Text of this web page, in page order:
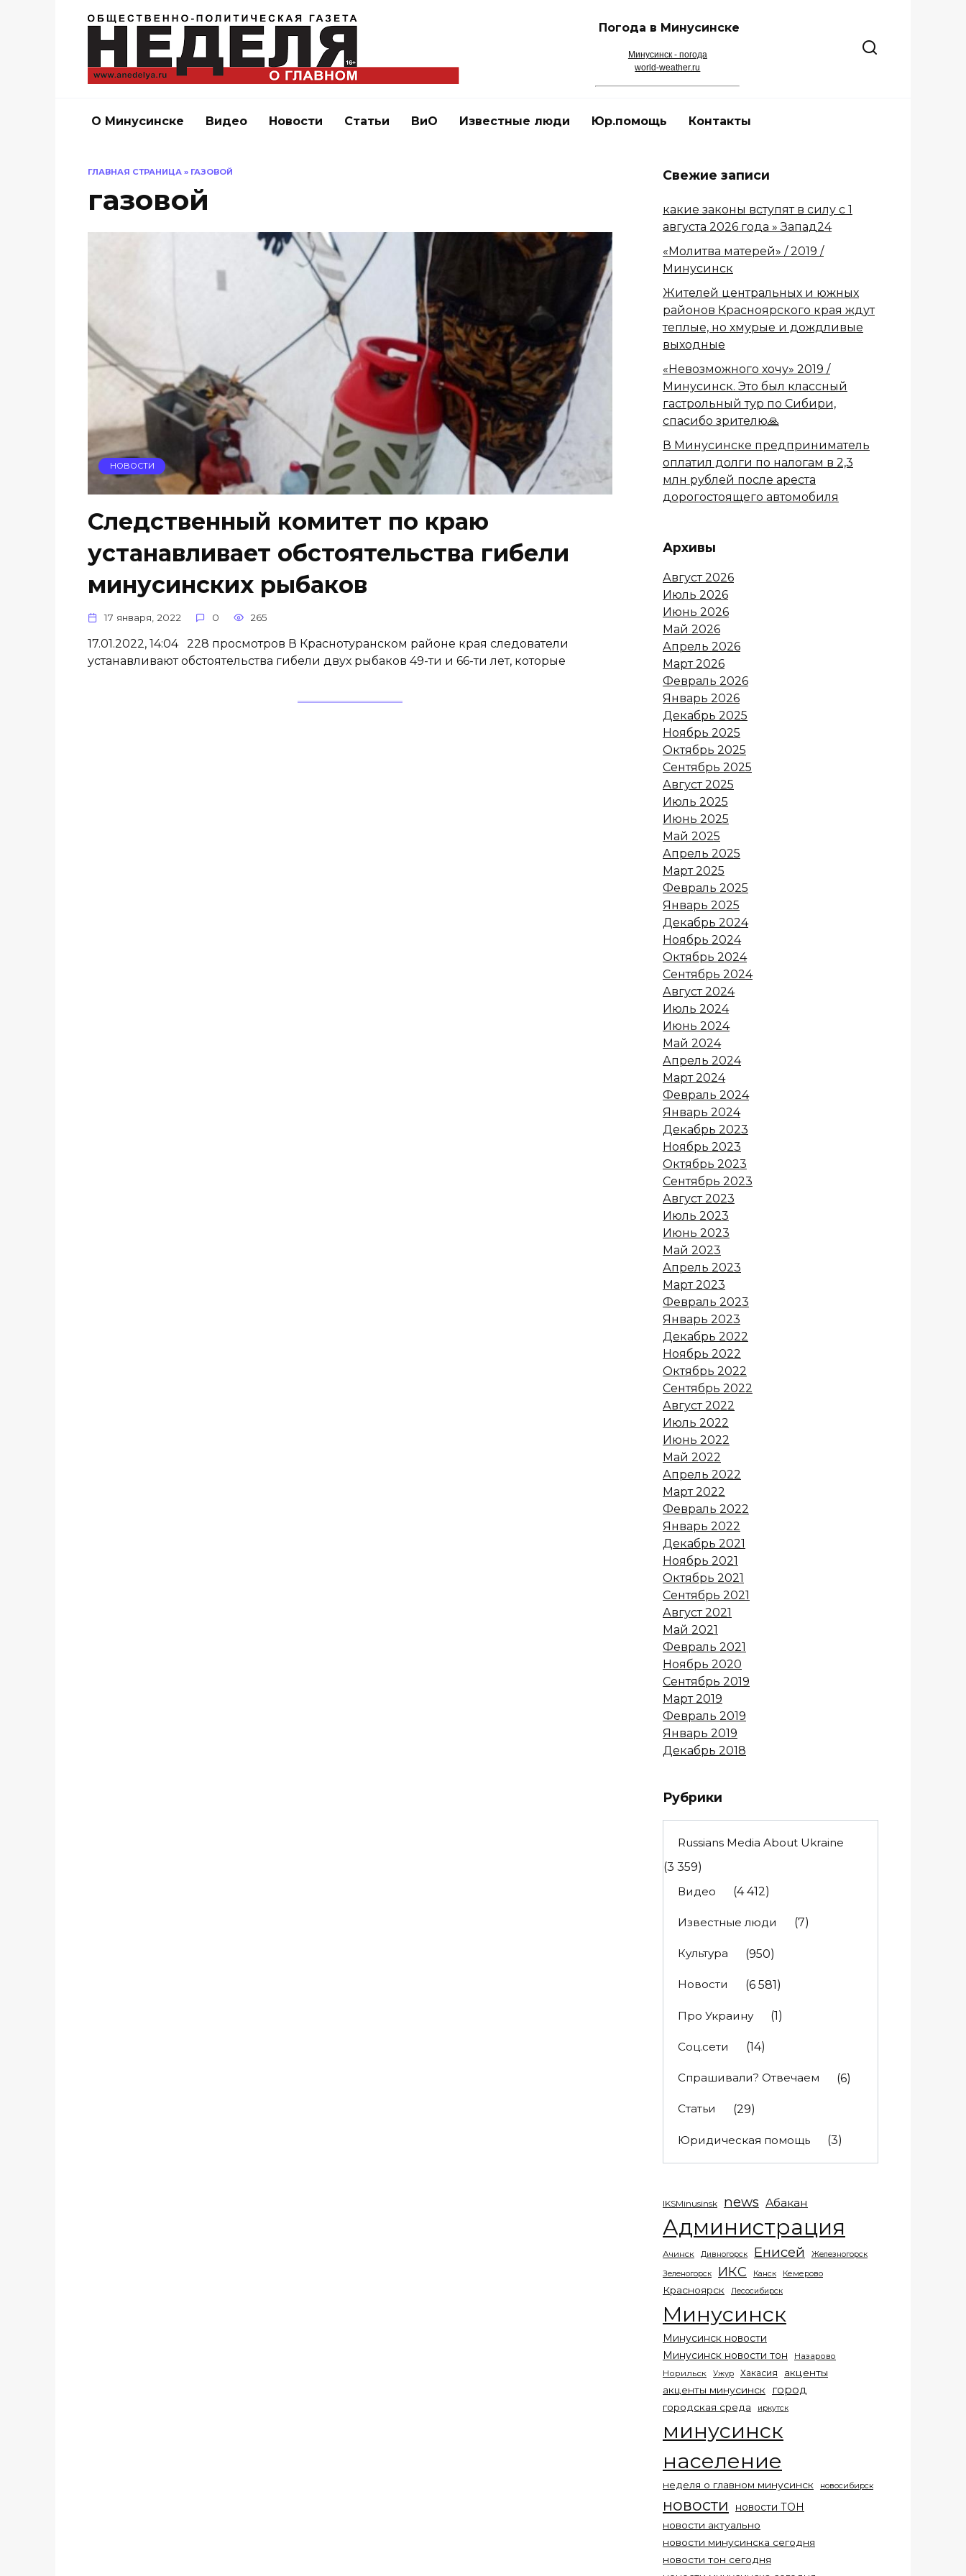
Погода в Минусинске
Минусинск - погода
world-weather.ru
О Минусинске Видео Новости Статьи ВиО Известные люди Юр.помощь Контакты
ГЛАВНАЯ СТРАНИЦА » ГАЗОВОЙ
газовой
НОВОСТИ
Следственный комитет по краю
устанавливает обстоятельства гибели
минусинских рыбаков
17 января, 2022 0 265
17.01.2022, 14:04 228 просмотров В Краснотуранском районе края следователи
устанавливают обстоятельства гибели двух рыбаков 49-ти и 66-ти лет, которые
Свежие записи
какие законы вступят в силу с 1
августа 2026 года » Запад24
«Молитва матерей» / 2019 /
Минусинск
Жителей центральных и южных
районов Красноярского края ждут
теплые, но хмурые и дождливые
выходные
«Невозможного хочу» 2019 /
Минусинск. Это был классный
гастрольный тур по Сибири,
спасибо зрителю🙏
В Минусинске предприниматель
оплатил долги по налогам в 2,3
млн рублей после ареста
дорогостоящего автомобиля
Архивы
Август 2026
Июль 2026
Июнь 2026
Май 2026
Апрель 2026
Март 2026
Февраль 2026
Январь 2026
Декабрь 2025
Ноябрь 2025
Октябрь 2025
Сентябрь 2025
Август 2025
Июль 2025
Июнь 2025
Май 2025
Апрель 2025
Март 2025
Февраль 2025
Январь 2025
Декабрь 2024
Ноябрь 2024
Октябрь 2024
Сентябрь 2024
Август 2024
Июль 2024
Июнь 2024
Май 2024
Апрель 2024
Март 2024
Февраль 2024
Январь 2024
Декабрь 2023
Ноябрь 2023
Октябрь 2023
Сентябрь 2023
Август 2023
Июль 2023
Июнь 2023
Май 2023
Апрель 2023
Март 2023
Февраль 2023
Январь 2023
Декабрь 2022
Ноябрь 2022
Октябрь 2022
Сентябрь 2022
Август 2022
Июль 2022
Июнь 2022
Май 2022
Апрель 2022
Март 2022
Февраль 2022
Январь 2022
Декабрь 2021
Ноябрь 2021
Октябрь 2021
Сентябрь 2021
Август 2021
Май 2021
Февраль 2021
Ноябрь 2020
Сентябрь 2019
Март 2019
Февраль 2019
Январь 2019
Декабрь 2018
Рубрики
Russians Media About Ukraine
(3 359)
Видео
(4 412)
Известные люди (7)
Культура (950)
Новости (6 581)
Про Украину (1)
Соц.сети (14)
Спрашивали? Отвечаем (6)
Статьи (29)
Юридическая помощь (3)
IKSMinusinsk news Абакан
Администрация
Ачинск Дивногорск Енисей Железногорск
Зеленогорск ИКС Канск Кемерово
Красноярск Лесосибирск
Минусинск
Минусинск новости
Минусинск новости тон
Назарово
Норильск
Ужур Хакасия
акценты
акценты минусинск
город
городская среда иркутск
минусинск
население
неделя о главном минусинск новосибирск
новости новости ТОН
новости актуально
новости минусинска сегодня
новости тон сегодня